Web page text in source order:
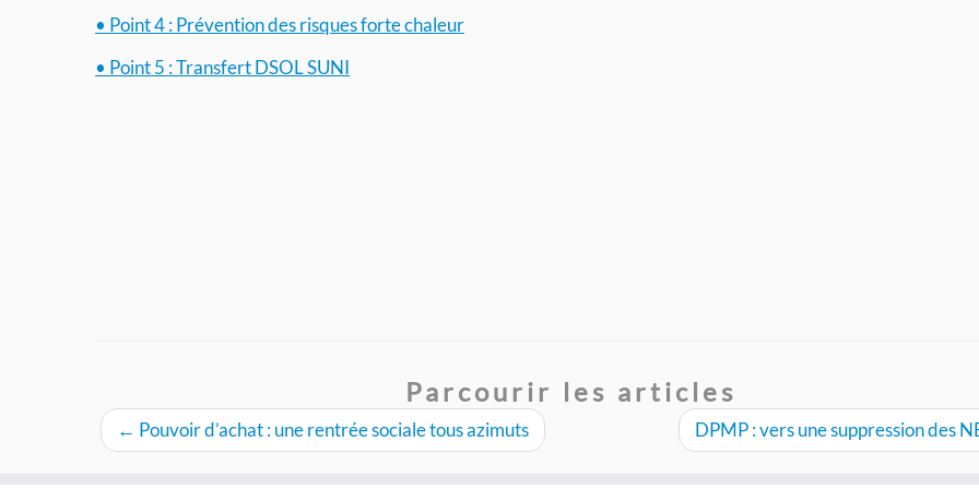
• Point 4 : Prévention des risques forte chaleur
• Point 5 : Transfert DSOL SUNI
Parcourir les articles
← Pouvoir d’achat : une rentrée sociale tous azimuts DPMP : vers une suppression des